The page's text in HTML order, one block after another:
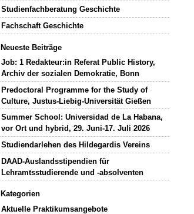
Studienfachberatung Geschichte
Fachschaft Geschichte
Neueste Beiträge
Job: 1 Redakteur:in Referat Public History,
Archiv der sozialen Demokratie, Bonn
Predoctoral Programme for the Study of
Culture, Justus-Liebig-Universität Gießen
Summer School: Universidad de La Habana,
vor Ort und hybrid, 29. Juni-17. Juli 2026
Studiendarlehen des Hildegardis Vereins
DAAD-Auslandsstipendien für
Lehramtsstudierende und -absolventen
Kategorien
Aktuelle Praktikumsangebote